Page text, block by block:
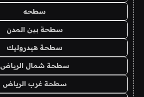
سطحه
سطحة بين المدن
سطحة هيدروليك
سطحة شمال الرياض
سطحة غرب الرياض